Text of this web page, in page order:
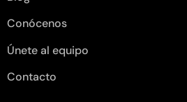
Conócenos
Únete al equipo
Contacto